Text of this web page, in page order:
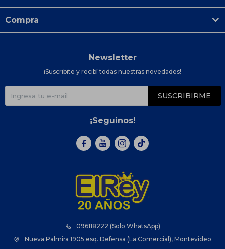
096118222 (Solo WhatsApp)
Nueva Palmira 1905 esq. Defensa (La Comercial), Montevideo
Compra
Newsletter
¡Suscribite y recibí todas nuestras novedades!
SUSCRIBIRME
¡Seguinos!
  